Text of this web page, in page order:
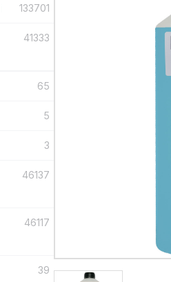
133701
41333
65
5
3
46137
46117
39